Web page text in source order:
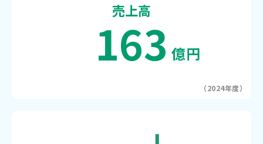
売上高
163 億円
（2024年度）